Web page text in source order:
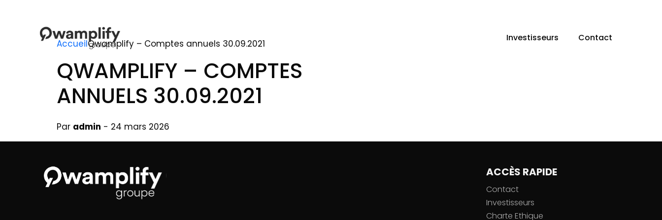
Investisseurs Contact
AccueilQwamplify – Comptes annuels 30.09.2021
QWAMPLIFY – COMPTES
ANNUELS 30.09.2021
Par admin - 24 mars 2026
ACCÈS RAPIDE
Contact
Investisseurs
Charte Ethique